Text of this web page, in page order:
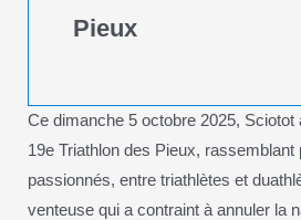
Pieux
Ce dimanche 5 octobre 2025, Sciotot
19e Triathlon des Pieux, rassemblant
passionnés, entre triathlètes et
venteuse qui a contraint à annuler la